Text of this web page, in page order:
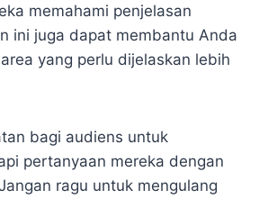
memahami penjelasan
ini juga dapat membantu Anda
yang perlu dijelaskan lebih
bagi audiens untuk
pertanyaan mereka dengan
ragu untuk mengulang